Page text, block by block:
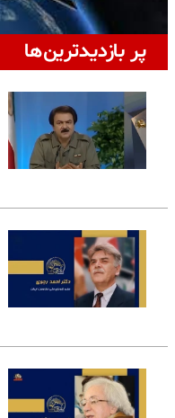
پر بازدیدترین‌ها